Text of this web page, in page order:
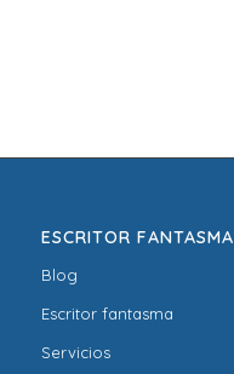
ESCRITOR FANTASMA
Blog
Escritor fantasma
Servicios